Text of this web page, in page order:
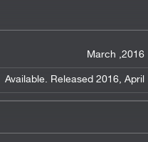
2016, March
Available. Released 2016, April